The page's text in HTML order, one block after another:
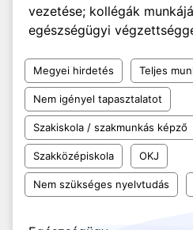
vezetése; kollégák
egészségügyi
Megyei hirdetés Teljes
Nem igényel tapasztalatot
Szakiskola / szakmunkás képző
Szakközépiskola OKJ
Nem szükséges nyelvtudás